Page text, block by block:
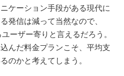
ケーション手段がある現代に
発信は減って当然なので、
ーザー寄りと言えるだろう。
んだ料金プランこそ、平均支
のかと考えてしまう。